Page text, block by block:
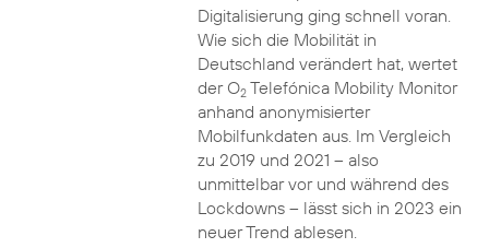
Digitalisierung ging schnell voran.
Wie sich die Mobilität in
Deutschland verändert hat, wertet
der O2Telefónica Mobility Monitor
anhand anonymisierter
Mobilfunkdaten aus. Im Vergleich
zu 2019 und 2021 – also
unmittelbar vor und während des
Lockdowns – lässt sich in 2023 ein
neuer Trend ablesen.